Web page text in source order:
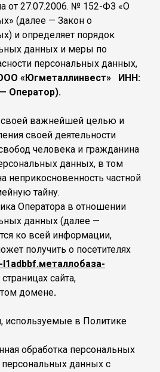
от 27.07.2006. № 152-ФЗ «О
(далее — Закон о
и определяет порядок
данных и меры по
персональных данных,
«Югметаллинвест» ИНН:
Оператор).
своей важнейшей целью и
своей деятельности
человека и гражданина
данных, в том
неприкосновенность частной
тайну.
Оператора в отношении
данных (далее —
ко всей информации,
получить о посетителях
сайта,
домене.
используемые в Политике
обработка персональных
данных с